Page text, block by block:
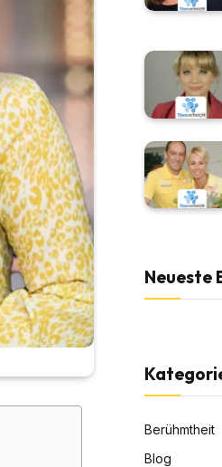
Neueste
Berühmtheit
Blog